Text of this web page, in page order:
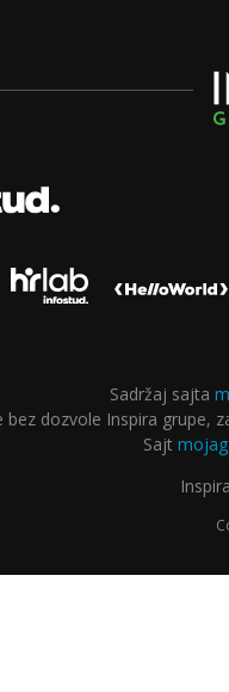
Sadržaj sajta
dozvole Inspira grupe,
Sajt